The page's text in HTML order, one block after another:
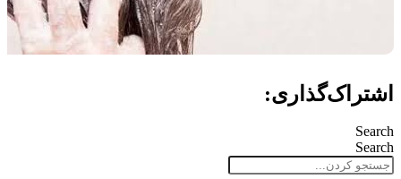
اشتراک‌گذاری:
Search
Search